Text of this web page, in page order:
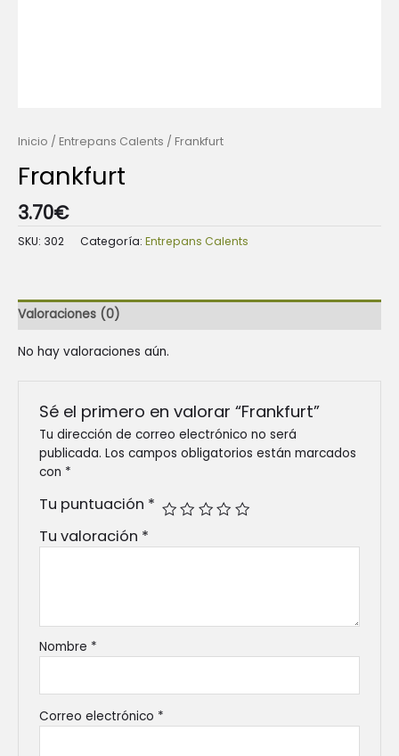
Inicio / Entrepans Calents / Frankfurt
Frankfurt
3.70€
SKU: 302 Categoría: Entrepans Calents
Valoraciones (0)
No hay valoraciones aún.
Sé el primero en valorar “Frankfurt”
Tu dirección de correo electrónico no será
publicada. Los campos obligatorios están marcados
con *
Tu puntuación *
Tu valoración *
Nombre *
Correo electrónico *